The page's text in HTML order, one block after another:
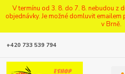
V termínu od 3. 8. do 7. 8. nebudou z
objednávky. Je možné domluvit
v Brně.
+420 733 539 794